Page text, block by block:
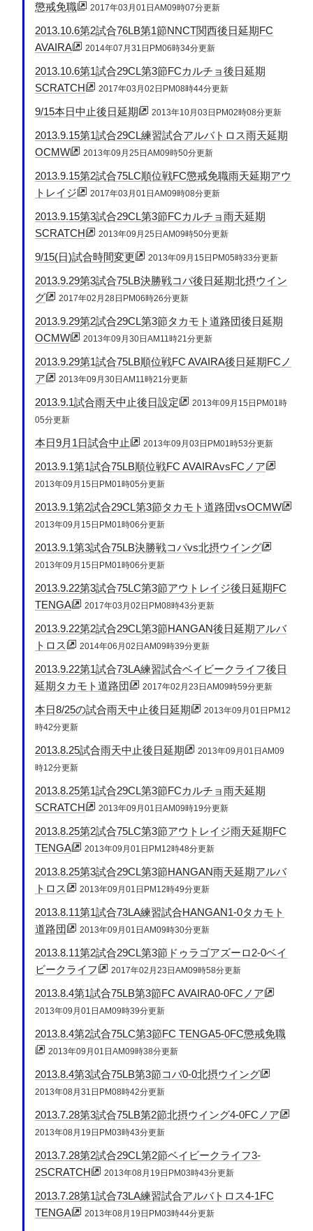
懲戒免職
2017年03月01日AM09時07分更新
2013.10.6第2試合76LB第1節NNCT関西後日延期FC
AVAIRA
2014年07月31日PM06時34分更新
2013.10.6第1試合29CL第3節FCカルチョ後日延期
SCRATCH
2017年03月02日PM08時44分更新
9/15本日中止後日延期 2013年10月03日PM02時08分更新
2013.9.15第1試合29CL練習試合アルバトロス雨天延期
OCMW
2013年09月25日AM09時50分更新
2013.9.15第2試合75LC順位戦FC懲戒免職雨天延期アウ
トレイジ
2017年03月01日AM09時08分更新
2013.9.15第3試合29CL第3節FCカルチョ雨天延期
SCRATCH
2013年09月25日AM09時50分更新
9/15(日)試合時間変更 2013年09月15日PM05時33分更新
2013.9.29第3試合75LB決勝戦コパ後日延期北摂ウイン
グ
2017年02月28日PM06時26分更新
2013.9.29第2試合29CL第3節タカモト道路団後日延期
OCMW
2013年09月30日AM11時21分更新
2013.9.29第1試合75LB順位戦FC AVAIRA後日延期FCノ
ア
2013年09月30日AM11時21分更新
2013.9.1試合雨天中止後日設定
2013年09月15日PM01時
05分更新
本日9月1日試合中止 2013年09月03日PM01時53分更新
2013.9.1第1試合75LB順位戦FC AVAIRAvsFCノア
2013年09月15日PM01時05分更新
2013.9.1第2試合29CL第3節タカモト道路団vsOCMW
2013年09月15日PM01時06分更新
2013.9.1第3試合75LB決勝戦コパvs北摂ウイング
2013年09月15日PM01時06分更新
2013.9.22第3試合75LC第3節アウトレイジ後日延期FC
TENGA
2017年03月02日PM08時43分更新
2013.9.22第2試合29CL第3節HANGAN後日延期アルバ
トロス
2014年06月02日AM09時39分更新
2013.9.22第1試合73LA練習試合ベイビークライフ後日
延期タカモト道路団
2017年02月23日AM09時59分更新
本日8/25の試合雨天中止後日延期
2013年09月01日PM12
時42分更新
2013.8.25試合雨天中止後日延期
2013年09月01日AM09
時12分更新
2013.8.25第1試合29CL第3節FCカルチョ雨天延期
SCRATCH
2013年09月01日AM09時19分更新
2013.8.25第2試合75LC第3節アウトレイジ雨天延期FC
TENGA
2013年09月01日PM12時48分更新
2013.8.25第3試合29CL第3節HANGAN雨天延期アルバ
トロス
2013年09月01日PM12時49分更新
2013.8.11第1試合73LA練習試合HANGAN1-0タカモト
道路団
2013年09月01日AM09時30分更新
2013.8.11第2試合29CL第3節ドゥラゴアズーロ2-0ベイ
ビークライフ
2017年02月23日AM09時58分更新
2013.8.4第1試合75LB第3節FC AVAIRA0-0FCノア
2013年09月01日AM09時39分更新
2013.8.4第2試合75LC第3節FC TENGA5-0FC懲戒免職
2013年09月01日AM09時38分更新
2013.8.4第3試合75LB第3節コパ0-0北摂ウイング
2013年08月31日PM08時42分更新
2013.7.28第3試合75LB第2節北摂ウイング4-0FCノア
2013年08月19日PM03時43分更新
2013.7.28第2試合29CL第2節ベイビークライフ3-
2SCRATCH
2013年08月19日PM03時43分更新
2013.7.28第1試合73LA練習試合アルバトロス4-1FC
TENGA
2013年08月19日PM03時44分更新